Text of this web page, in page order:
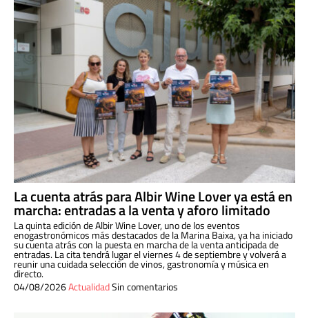
La cuenta atrás para Albir Wine Lover ya está en
marcha: entradas a la venta y aforo limitado
La quinta edición de Albir Wine Lover, uno de los eventos
enogastronómicos más destacados de la Marina Baixa, ya ha iniciado
su cuenta atrás con la puesta en marcha de la venta anticipada de
entradas. La cita tendrá lugar el viernes 4 de septiembre y volverá a
reunir una cuidada selección de vinos, gastronomía y música en
directo.
04/08/2026ActualidadSin comentarios